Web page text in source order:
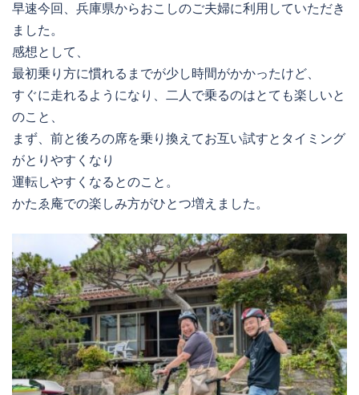
早速今回、兵庫県からおこしのご夫婦に利用していただき
ました。
感想として、
最初乗り方に慣れるまでが少し時間がかかったけど、
すぐに走れるようになり、二人で乗るのはとても楽しいと
のこと、
まず、前と後ろの席を乗り換えてお互い試すとタイミング
がとりやすくなり
運転しやすくなるとのこと。
かたゑ庵での楽しみ方がひとつ増えました。